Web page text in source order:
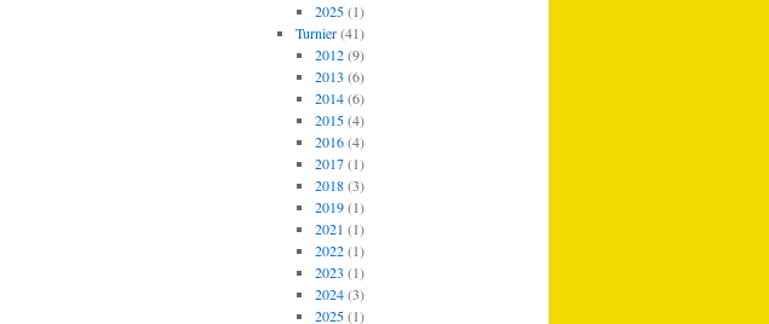
2025(1)
Turnier(41)
2012(9)
2013 (6)
2014(6)
2015(4)
2016(4)
2017(1)
2018(3)
2019(1)
2021 (1)
2022(1)
2023 (1)
2024(3)
2025(1)